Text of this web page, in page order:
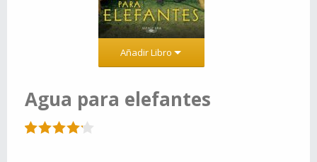
Añadir Libro
Agua para elefantes